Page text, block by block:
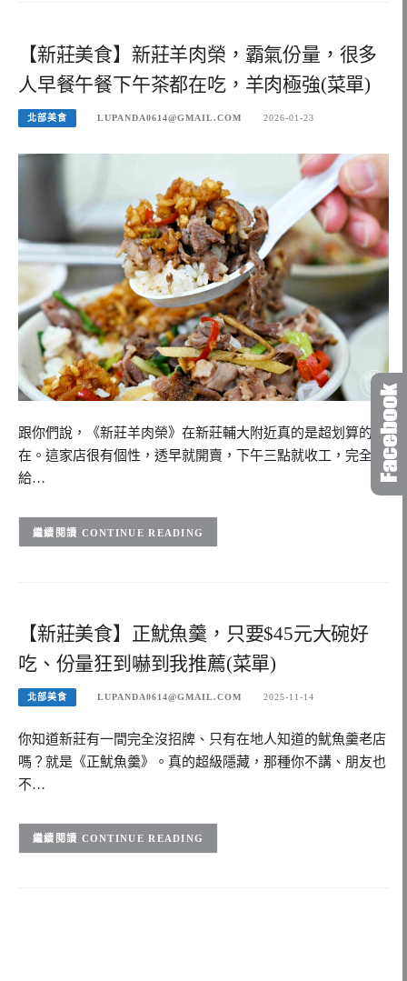
【新莊美食】新莊羊肉榮，霸氣份量，很多
人早餐午餐下午茶都在吃，羊肉極強(菜單)
北部美食 LUPANDA0614@GMAIL.COM 2026-01-23
跟你們說，《新莊羊肉榮》在新莊輔大附近真的是超划算的存
在。這家店很有個性，透早就開賣，下午三點就收工，完全不
給…
CONTINUE READING
【新莊美食】正魷魚羹，只要$45元大碗好
吃、份量狂到嚇到我推薦(菜單)
北部美食 LUPANDA0614@GMAIL.COM 2025-11-14
你知道新莊有一間完全沒招牌、只有在地人知道的魷魚羹老店
嗎？就是《正魷魚羹》。真的超級隱藏，那種你不講、朋友也
不…
CONTINUE READING